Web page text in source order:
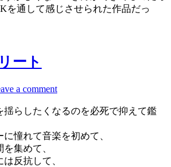
を通して感じさせられた作品だっ
ート
a comment
揺らしたくなるのを必死で抑えて鑑
憧れて音楽を初めて、
集めて、
反抗して、